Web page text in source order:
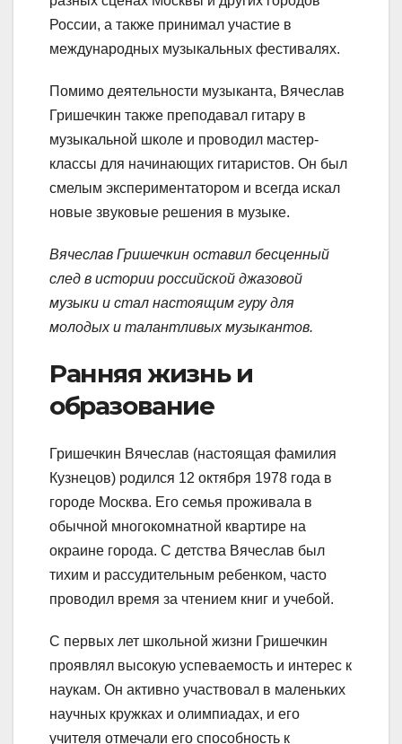
России, а также принимал участие в
международных музыкальных фестивалях.
Помимо деятельности музыканта, Вячеслав
Гришечкин также преподавал гитару в
музыкальной школе и проводил мастер-
классы для начинающих гитаристов. Он был
смелым экспериментатором и всегда искал
новые звуковые решения в музыке.
Вячеслав Гришечкин оставил бесценный
след в истории российской джазовой
музыки и стал настоящим гуру для
молодых и талантливых музыкантов.
Ранняя жизнь и
образование
Гришечкин Вячеслав (настоящая фамилия
Кузнецов) родился 12 октября 1978 года в
городе Москва. Его семья проживала в
обычной многокомнатной квартире на
окраине города. С детства Вячеслав был
тихим и рассудительным ребенком, часто
проводил время за чтением книг и учебой.
С первых лет школьной жизни Гришечкин
проявлял высокую успеваемость и интерес к
наукам. Он активно участвовал в маленьких
научных кружках и олимпиадах, и его
учителя отмечали его способность к